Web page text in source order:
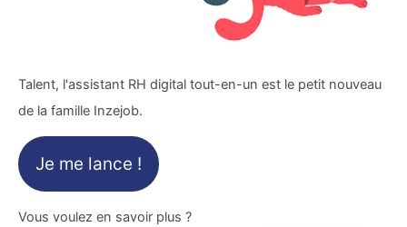
Talent, l'assistant RH digital tout-en-un est le petit nouveau
de la famille Inzejob.
Je me lance !
Vous voulez en savoir plus ?